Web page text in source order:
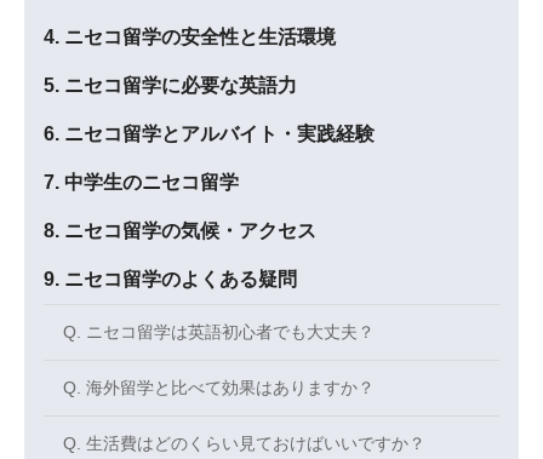
ニセコ留学の安全性と生活環境
ニセコ留学に必要な英語力
ニセコ留学とアルバイト・実践経験
中学生のニセコ留学
ニセコ留学の気候・アクセス
ニセコ留学のよくある疑問
Q. ニセコ留学は英語初心者でも大丈夫？
Q. 海外留学と比べて効果はありますか？
Q. 生活費はどのくらい見ておけばいいですか？